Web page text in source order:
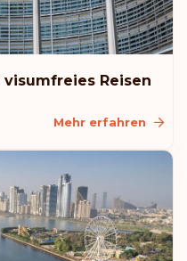
Visafreie Länder:185
Reisen
Mehr erfahren